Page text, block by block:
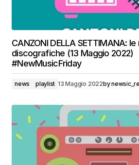
CANZONI DELLA SETTIMANA:
discografiche (13 Maggio 2022)
#NewMusicFriday
news playlist 13 Maggio 2022by